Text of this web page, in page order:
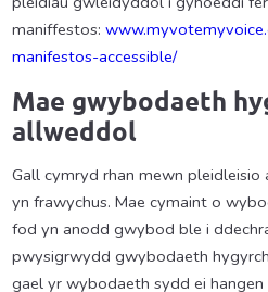
maniffestos:
manifestos-accessible/
Mae gwybodaeth
allweddol
Gall cymryd rhan mewn
yn frawychus. Mae cymaint o
fod yn anodd gwybod ble i
pwysigrwydd gwybodaeth
gael yr wybodaeth sydd ei